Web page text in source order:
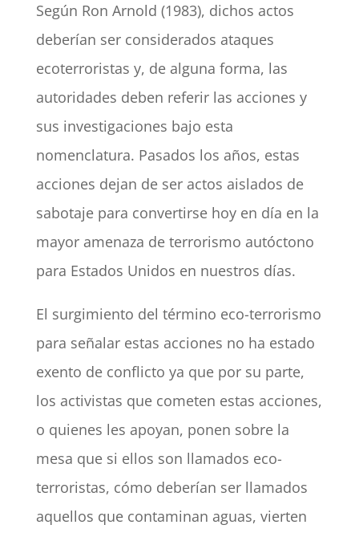
Según Ron Arnold (1983), dichos actos
deberían ser considerados ataques
ecoterroristas y, de alguna forma, las
autoridades deben referir las acciones y
sus investigaciones bajo esta
nomenclatura. Pasados los años, estas
acciones dejan de ser actos aislados de
sabotaje para convertirse hoy en día en la
mayor amenaza de terrorismo autóctono
para Estados Unidos en nuestros días.
El surgimiento del término eco-terrorismo
para señalar estas acciones no ha estado
exento de conflicto ya que por su parte,
los activistas que cometen estas acciones,
o quienes les apoyan, ponen sobre la
mesa que si ellos son llamados eco-
terroristas, cómo deberían ser llamados
aquellos que contaminan aguas, vierten